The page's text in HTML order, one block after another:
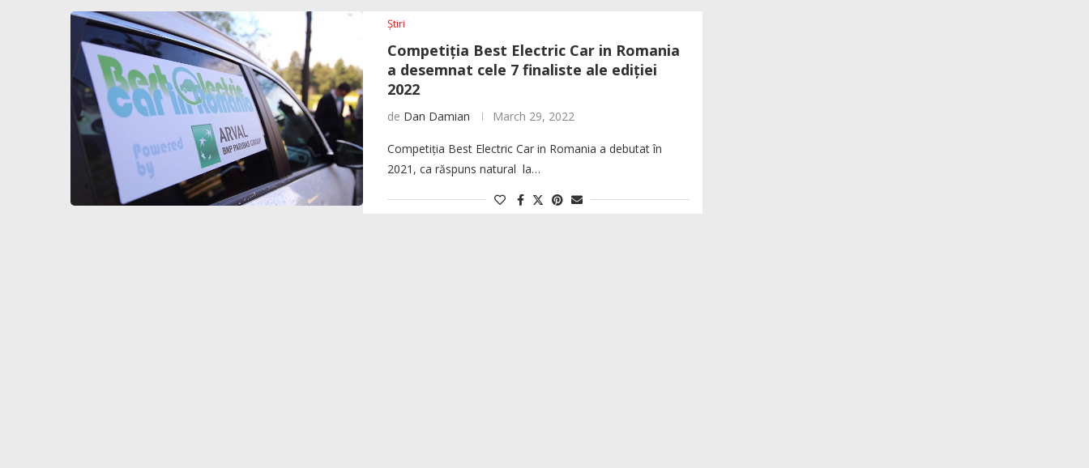
Știri
Competiția Best Electric Car in Romania
a desemnat cele 7 finaliste ale ediției
2022
de Dan Damian March 29, 2022
Competiția Best Electric Car in Romania a debutat în
2021, ca răspuns natural la…